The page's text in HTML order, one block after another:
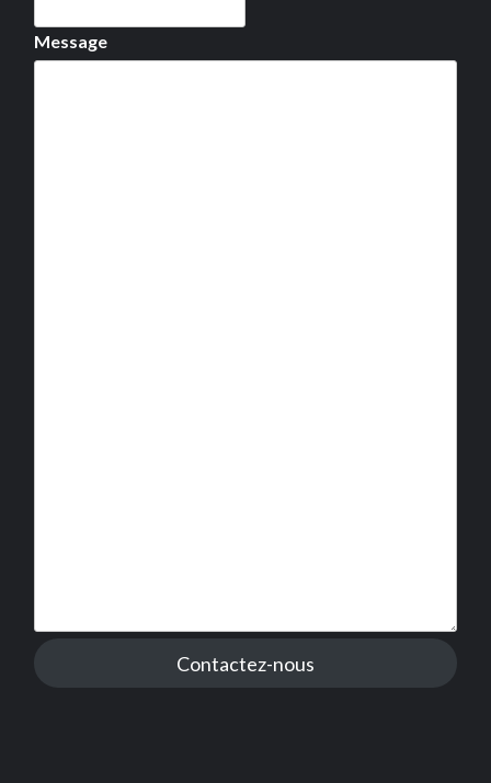
Message
Contactez-nous